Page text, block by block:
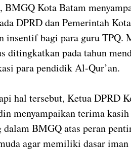
BMGQ Kota Batam
DPRD dan Pemerintah
insentif bagi para guru TPQ.
ditingkatkan pada tahun
para pendidik Al-Qur’an.
hal tersebut, Ketua DPRD
menyampaikan terima
dalam BMGQ atas peran
agar memiliki dasar